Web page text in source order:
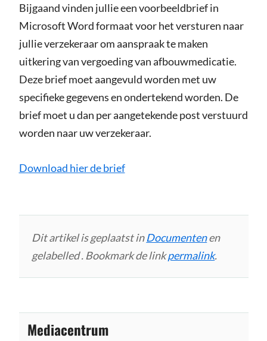
Bijgaand vinden jullie een voorbeeldbrief in
Microsoft Word formaat voor het versturen naar
jullie verzekeraar om aanspraak te maken
uitkering van vergoeding van afbouwmedicatie.
Deze brief moet aangevuld worden met uw
specifieke gegevens en ondertekend worden. De
brief moet u dan per aangetekende post verstuurd
worden naar uw verzekeraar.
Download hier de brief
Dit artikel is geplaatst inDocumentenen
gelabelled . Bookmark de linkpermalink.
Mediacentrum